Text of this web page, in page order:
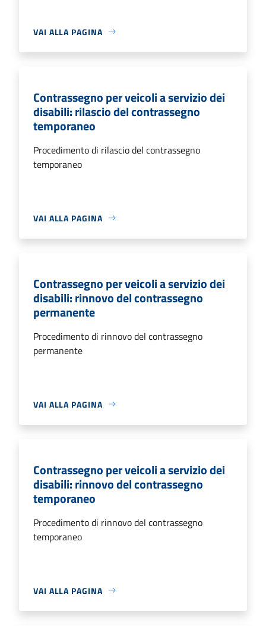
VAI ALLA PAGINA
Contrassegno per veicoli a servizio dei
disabili: rilascio del contrassegno
temporaneo
Procedimento di rilascio del contrassegno
temporaneo
VAI ALLA PAGINA
Contrassegno per veicoli a servizio dei
disabili: rinnovo del contrassegno
permanente
Procedimento di rinnovo del contrassegno
permanente
VAI ALLA PAGINA
Contrassegno per veicoli a servizio dei
disabili: rinnovo del contrassegno
temporaneo
Procedimento di rinnovo del contrassegno
temporaneo
VAI ALLA PAGINA